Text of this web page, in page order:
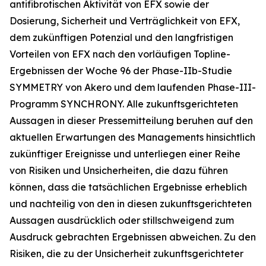
antifibrotischen Aktivität von EFX sowie der
Dosierung, Sicherheit und Verträglichkeit von EFX,
dem zukünftigen Potenzial und den langfristigen
Vorteilen von EFX nach den vorläufigen Topline-
Ergebnissen der Woche 96 der Phase-IIb-Studie
SYMMETRY von Akero und dem laufenden Phase-III-
Programm SYNCHRONY. Alle zukunftsgerichteten
Aussagen in dieser Pressemitteilung beruhen auf den
aktuellen Erwartungen des Managements hinsichtlich
zukünftiger Ereignisse und unterliegen einer Reihe
von Risiken und Unsicherheiten, die dazu führen
können, dass die tatsächlichen Ergebnisse erheblich
und nachteilig von den in diesen zukunftsgerichteten
Aussagen ausdrücklich oder stillschweigend zum
Ausdruck gebrachten Ergebnissen abweichen. Zu den
Risiken, die zu der Unsicherheit zukunftsgerichteter